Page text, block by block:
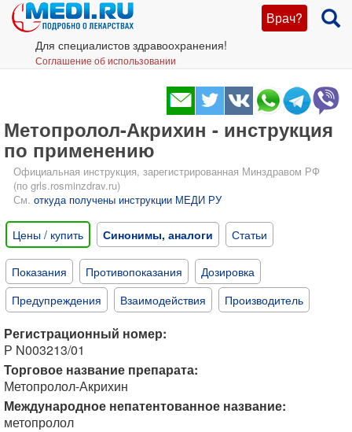
Врач?
Для специалистов здравоохранения!
Соглашение об использовании
Метопролол-Акрихин - инструкция
по применению
Официальная инструкция, зарегистрированная Минздравом РФ
(по grls.rosminzdrav.ru)
См. откуда получены инструкции МЕДИ РУ
Цены / купить Синонимы, аналоги Статьи
Показания Противопоказания
Дозировка
Предупреждения
Взаимодействия Производитель
Регистрационный номер:
Р N003213/01
Торговое название препарата:
Метопролол-Акрихин
Международное непатентованное название:
метопролол